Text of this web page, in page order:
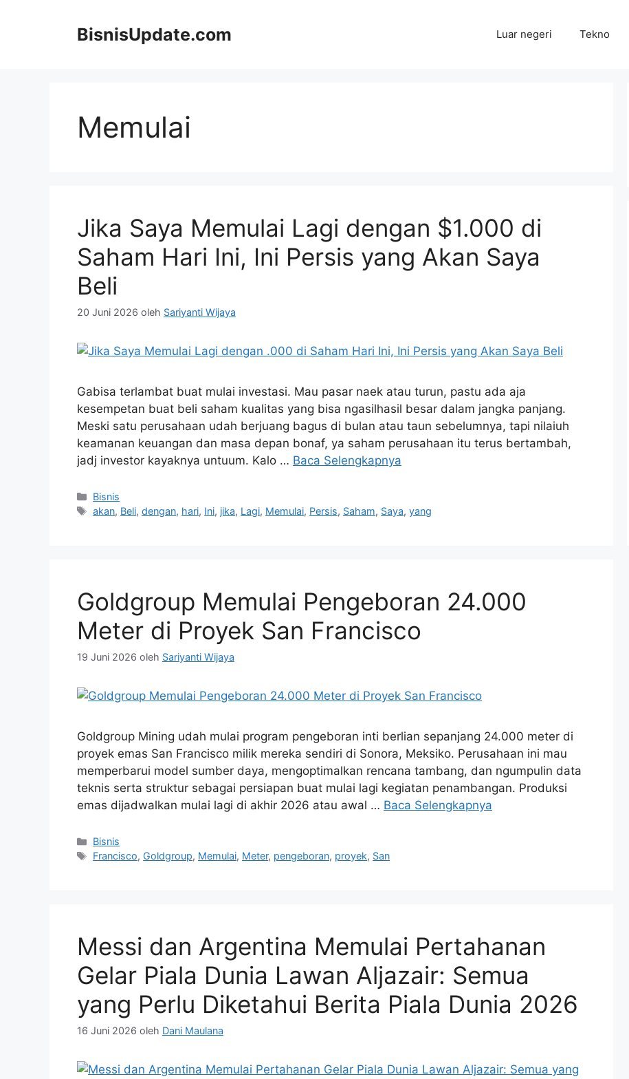
BisnisUpdate.com Luar negeri Tekno
Memulai
Jika Saya Memulai Lagi dengan $1.000 di
Saham Hari Ini, Ini Persis yang Akan Saya
Beli
20 Juni 2026 oleh Sariyanti Wijaya
Gabisa terlambat buat mulai investasi. Mau pasar naek atau turun, pastu ada aja
kesempetan buat beli saham kualitas yang bisa ngasilhasil besar dalam jangka panjang.
Meski satu perusahaan udah berjuang bagus di bulan atau taun sebelumnya, tapi nilaiuh
keamanan keuangan dan masa depan bonaf, ya saham perusahaan itu terus bertambah,
jadj investor kayaknya untuum. Kalo … Baca Selengkapnya
Kategori
Bisnis
Tag
akan, Beli,dengan, hari, Ini, jika, Lagi, Memulai, Persis, Saham, Saya,yang
Goldgroup Memulai Pengeboran 24.000
Meter di Proyek San Francisco
19 Juni 2026 oleh Sariyanti Wijaya
Goldgroup Mining udah mulai program pengeboran inti berlian sepanjang 24.000 meter di
proyek emas San Francisco milik mereka sendiri di Sonora, Meksiko. Perusahaan ini mau
memperbarui model sumber daya, mengoptimalkan rencana tambang, dan ngumpulin data
teknis serta struktur sebagai persiapan buat mulai lagi kegiatan penambangan. Produksi
emas dijadwalkan mulai lagi di akhir 2026 atau awal … Baca Selengkapnya
Kategori
Bisnis
Tag
Francisco, Goldgroup, Memulai, Meter, pengeboran, proyek, San
Messi dan Argentina Memulai Pertahanan
Gelar Piala Dunia Lawan Aljazair: Semua
yang Perlu Diketahui Berita Piala Dunia 2026
16 Juni 2026 oleh Dani Maulana